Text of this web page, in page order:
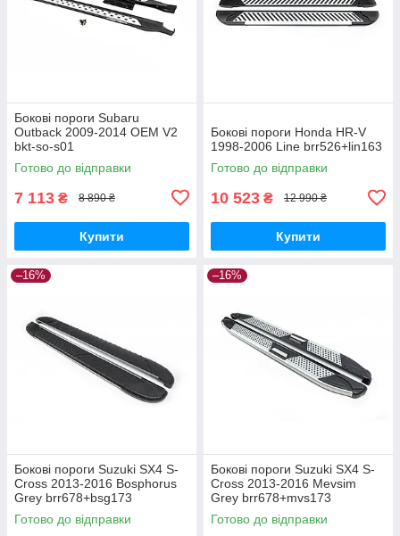
Бокові пороги Subaru
Outback 2009-2014 OEM V2
bkt-so-s01
Готово до відправки
7 113 ₴ 8 890 ₴
Купити
Бокові пороги Honda HR-V
1998-2006 Line brr526+lin163
Готово до відправки
10 523 ₴ 12 990 ₴
Купити
–16%
Бокові пороги Suzuki SX4 S-
Cross 2013-2016 Bosphorus
Grey brr678+bsg173
Готово до відправки
–16%
Бокові пороги Suzuki SX4 S-
Cross 2013-2016 Mevsim
Grey brr678+mvs173
Готово до відправки